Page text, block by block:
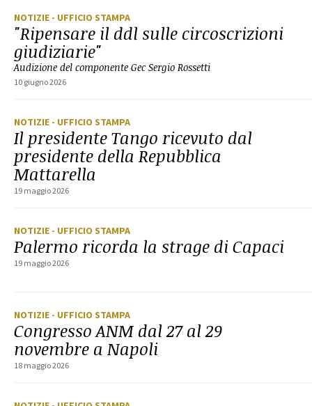
NOTIZIE - UFFICIO STAMPA
"Ripensare il ddl sulle circoscrizioni
giudiziarie"
Audizione del componente Gec Sergio Rossetti
10 giugno 2026
NOTIZIE - UFFICIO STAMPA
Il presidente Tango ricevuto dal
presidente della Repubblica
Mattarella
19 maggio 2026
NOTIZIE - UFFICIO STAMPA
Palermo ricorda la strage di Capaci
19 maggio 2026
NOTIZIE - UFFICIO STAMPA
Congresso ANM dal 27 al 29
novembre a Napoli
18 maggio 2026